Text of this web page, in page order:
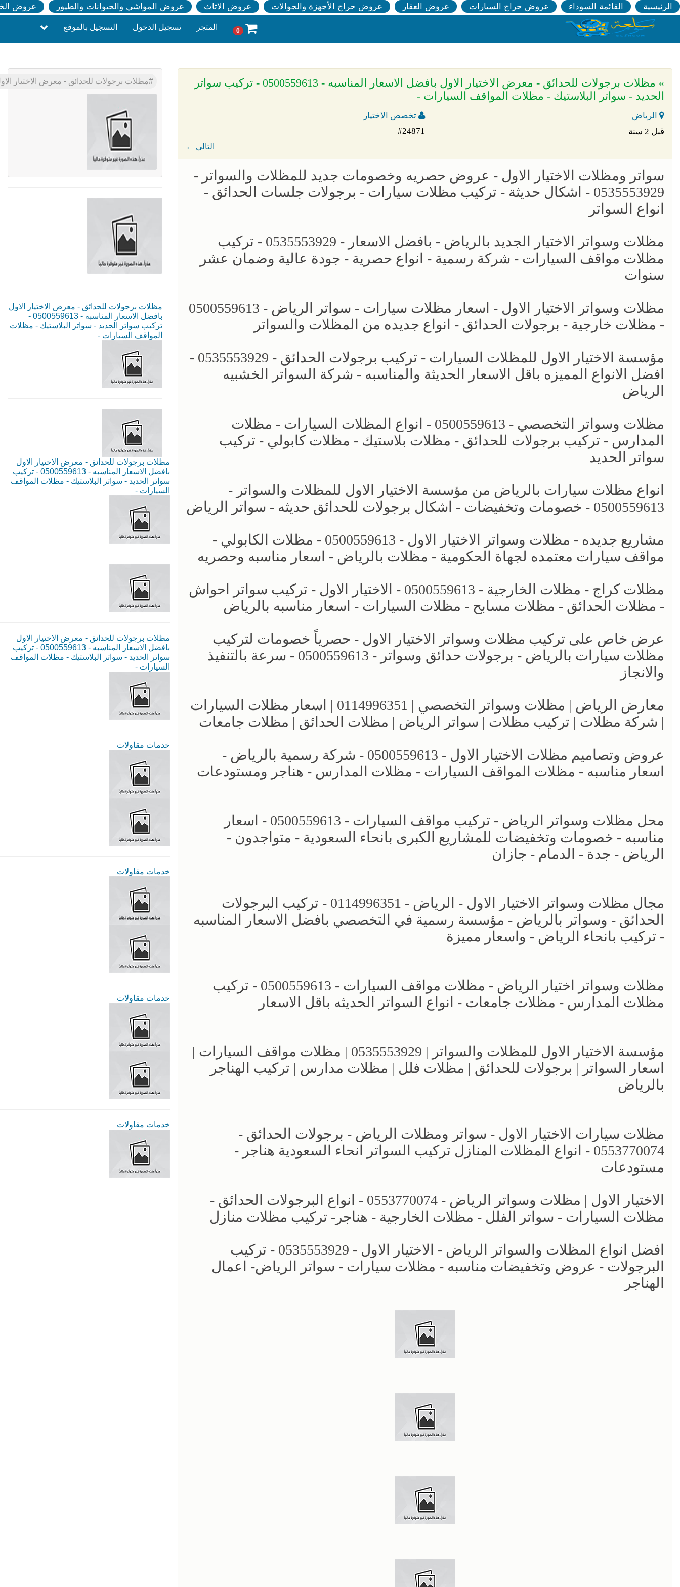
الرئيسية القائمة السوداء عروض حراج السيارات عروض العقار عروض حراج الأجهزة والجوالات عروض الاثاث عروض المواشي والحيوانات والطيور عروض
0 المتجر تسجيل الدخول التسجيل بالموقع
» مظلات برجولات للحدائق - معرض الاختيار الاول بافضل الاسعار المناسبه - 0500559613 - تركيب سواتر
الحديد - سواتر البلاستيك - مظلات المواقف السيارات -
الرياض
تخصص الاختيار
قبل 2 سنة
#24871
← التالي
سواتر ومظلات الاختيار الاول - عروض حصريه وخصومات جديد للمظلات والسواتر -
0535553929 - اشكال حديثة - تركيب مظلات سيارات - برجولات جلسات الحدائق -
انواع السواتر
مظلات وسواتر الاختيار الجديد بالرياض - بافضل الاسعار - 0535553929 - تركيب
مظلات مواقف السيارات - شركة رسمية - انواع حصرية - جودة عالية وضمان عشر
سنوات
مظلات وسواتر الاختيار الاول - اسعار مظلات سيارات - سواتر الرياض - 0500559613
- مظلات خارجية - برجولات الحدائق - انواع جديده من المظلات والسواتر
مؤسسة الاختيار الاول للمظلات السيارات - تركيب برجولات الحدائق - 0535553929 -
افضل الانواع المميزه باقل الاسعار الحديثة والمناسبه - شركة السواتر الخشبيه
الرياض
مظلات وسواتر التخصصي - 0500559613 - انواع المظلات السيارات - مظلات
المدارس - تركيب برجولات للحدائق - مظلات بلاستيك - مظلات كابولي - تركيب
سواتر الحديد
انواع مظلات سيارات بالرياض من مؤسسة الاختيار الاول للمظلات والسواتر -
0500559613 - خصومات وتخفيضات - اشكال برجولات للحدائق حديثه - سواتر الرياض
مشاريع جديده - مظلات وسواتر الاختيار الاول - 0500559613 - مظلات الكابولي -
مواقف سيارات معتمده لجهاة الحكومية - مظلات بالرياض - اسعار مناسبه وحصريه
مظلات كراج - مظلات الخارجية - 0500559613 - الاختيار الاول - تركيب سواتر احواش
- مظلات الحدائق - مظلات مسابح - مظلات السيارات - اسعار مناسبه بالرياض
عرض خاص على تركيب مظلات وسواتر الاختيار الاول - حصرياً خصومات لتركيب
مظلات سيارات بالرياض - برجولات حدائق وسواتر - 0500559613 - سرعة بالتنفيذ
والانجاز
معارض الرياض | مظلات وسواتر التخصصي | 0114996351 | اسعار مظلات السيارات
| شركة مظلات | تركيب مظلات | سواتر الرياض | مظلات الحدائق | مظلات جامعات
عروض وتصاميم مظلات الاختيار الاول - 0500559613 - شركة رسمية بالرياض -
اسعار مناسبه - مظلات المواقف السيارات - مظلات المدارس - هناجر ومستودعات
محل مظلات وسواتر الرياض - تركيب مواقف السيارات - 0500559613 - اسعار
مناسبه - خصومات وتخفيضات للمشاريع الكبرى بانحاء السعودية - متواجدون -
الرياض - جدة - الدمام - جازان
مجال مظلات وسواتر الاختيار الاول - الرياض - 0114996351 - تركيب البرجولات
الحدائق - وسواتر بالرياض - مؤسسة رسمية في التخصصي بافضل الاسعار المناسبه
- تركيب بانحاء الرياض - واسعار مميزة
مظلات وسواتر اختيار الرياض - مظلات مواقف السيارات - 0500559613 - تركيب
مظلات المدارس - مظلات جامعات - انواع السواتر الحديثه باقل الاسعار
مؤسسة الاختيار الاول للمظلات والسواتر | 0535553929 | مظلات مواقف السيارات |
اسعار السواتر | برجولات للحدائق | مظلات فلل | مظلات مدارس | تركيب الهناجر
بالرياض
مظلات سيارات الاختيار الاول - سواتر ومظلات الرياض - برجولات الحدائق -
0553770074 - انواع المظلات المنازل تركيب السواتر انحاء السعودية هناجر -
مستودعات
الاختيار الاول | مظلات وسواتر الرياض - 0553770074 - انواع البرجولات الحدائق -
مظلات السيارات - سواتر الفلل - مظلات الخارجية - هناجر- تركيب مظلات منازل
افضل انواع المظلات والسواتر الرياض - الاختيار الاول - 0535553929 - تركيب
البرجولات - عروض وتخفيضات مناسبه - مظلات سيارات - سواتر الرياض- اعمال
الهناجر
مظلات برجولات للحدائق - معرض الاختيار الاول بافضل الاسعار المناسبه - 0500559613 -
مظلات برجولات للحدائق - معرض الاختيار الاول
بافضل الاسعار المناسبه - 0500559613 -
تركيب سواتر الحديد - سواتر البلاستيك - مظلات
المواقف السيارات -
مظلات برجولات للحدائق - معرض الاختيار الاول
بافضل الاسعار المناسبه - 0500559613 - تركيب
سواتر الحديد - سواتر البلاستيك - مظلات المواقف
السيارات -
مظلات برجولات للحدائق - معرض الاختيار الاول
بافضل الاسعار المناسبه - 0500559613 - تركيب
سواتر الحديد - سواتر البلاستيك - مظلات المواقف
السيارات -
خدمات مقاولات
خدمات مقاولات
خدمات مقاولات
خدمات مقاولات